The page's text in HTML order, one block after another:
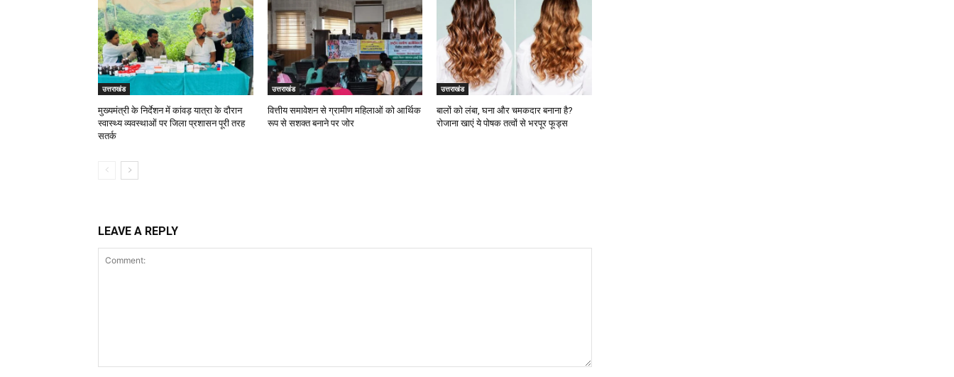
उत्तराखंड
मुख्यमंत्री के निर्देशन में कांवड़ यात्रा के दौरान
स्वास्थ्य व्यवस्थाओं पर जिला प्रशासन पूरी तरह
सतर्क
उत्तराखंड
वित्तीय समावेशन से ग्रामीण महिलाओं को आर्थिक
रूप से सशक्त बनाने पर जोर
उत्तराखंड
बालों को लंबा, घना और चमकदार बनाना है?
रोजाना खाएं ये पोषक तत्वों से भरपूर फूड्स
LEAVE A REPLY